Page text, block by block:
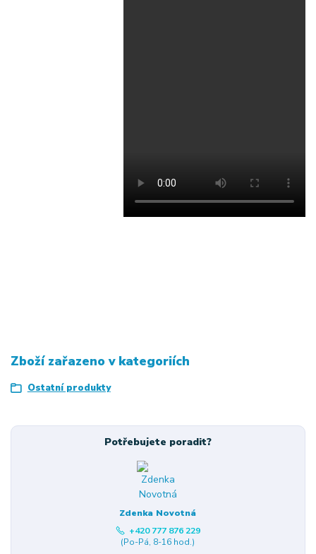
Zboží zařazeno v kategoriích
Ostatní produkty
Potřebujete poradit?
Zdenka Novotná
+420 777 876 229
(Po-Pá, 8-16 hod.)